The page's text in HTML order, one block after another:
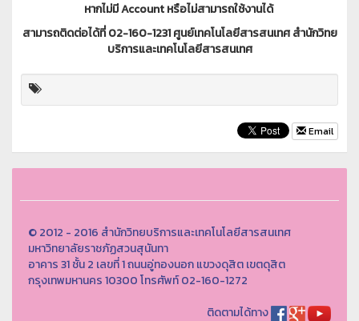
หากไม่มีAccount หรือไม่สามารถใช้งานได้
สามารถติดต่อได้ที่ 02-160-1231 ศูนย์เทคโนโลยีสารสนเทศ สำนักวิทย
บริการและเทคโนโลยีสารสนเทศ
Email
© 2012 - 2016 สำนักวิทยบริการและเทคโนโลยีสารสนเทศ
มหาวิทยาลัยราชภัฏสวนสุนันทา
อาคาร 31 ชั้น 2 เลขที่ 1 ถนนอู่ทองนอก แขวงดุสิต เขตดุสิต
กรุงเทพมหานคร 10300 โทรศัพท์ 02-160-1272
ติดตามได้ทาง